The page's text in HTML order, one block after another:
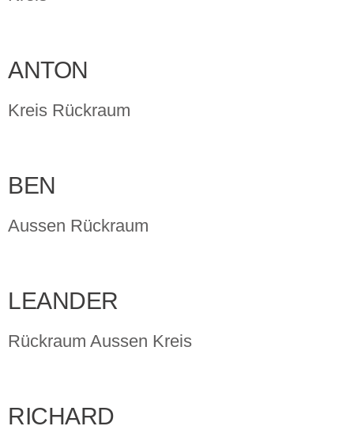
ANTON
Kreis Rückraum
BEN
Aussen Rückraum
LEANDER
Rückraum Aussen Kreis
RICHARD